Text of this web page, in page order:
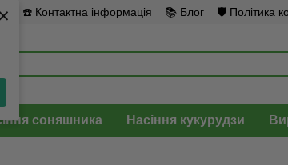
×
× ☎️ Контактна інформація 📚 Блог 🛡️ Політика
соняшника Насіння кукурудзи